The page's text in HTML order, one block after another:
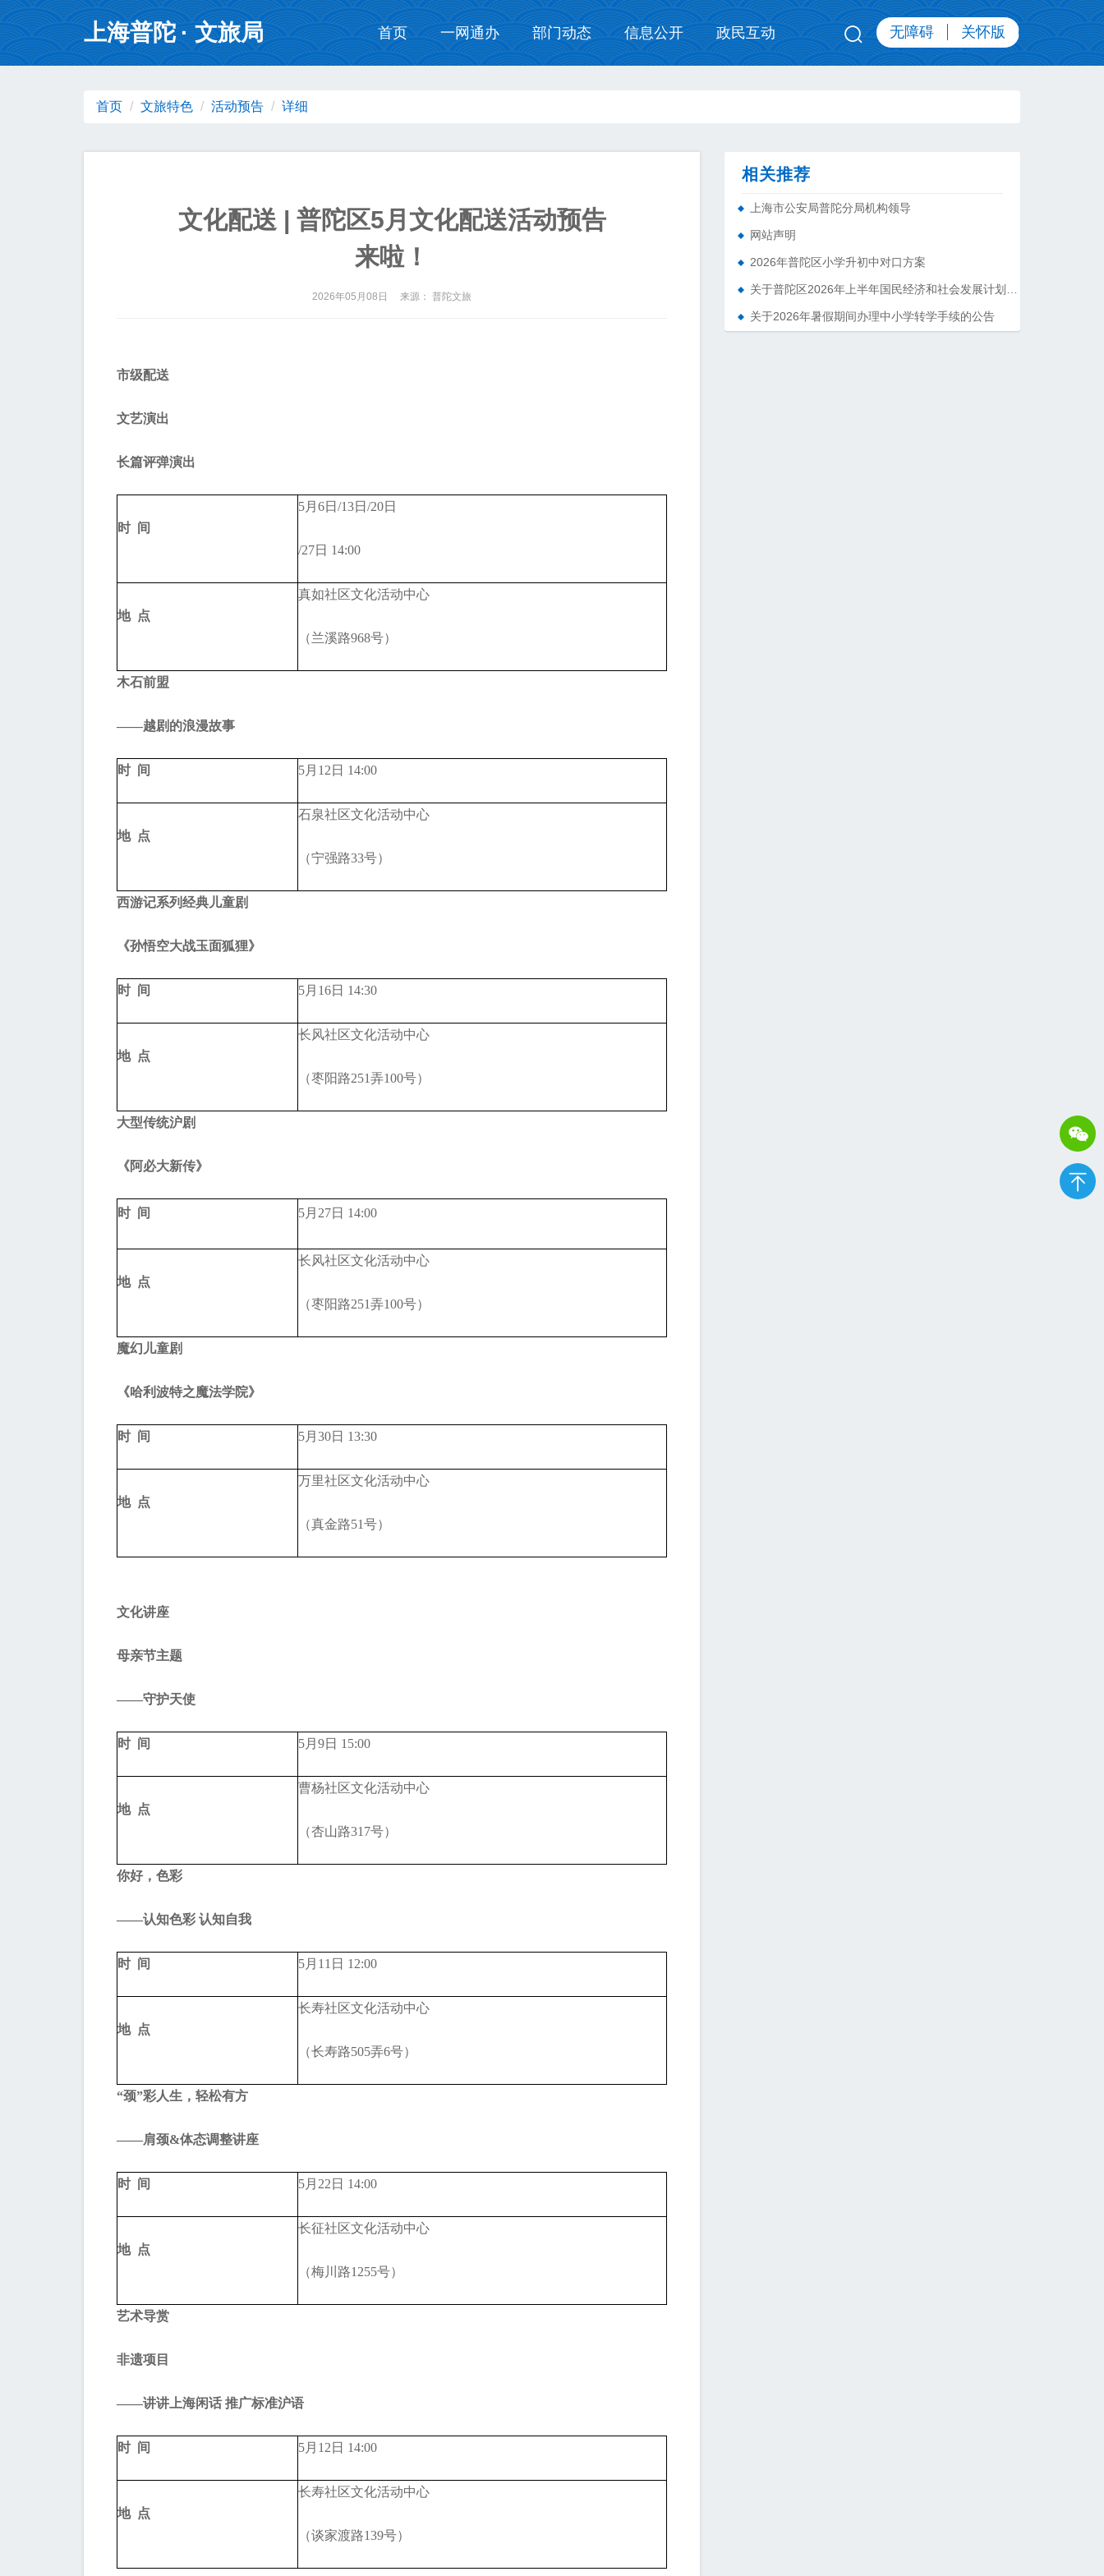
无障碍操作说明 跳转到网站导航区 跳转到主要内容区域
上海普陀· 文旅局 首页 一网通办 部门动态 信息公开 政民互动 无障碍 关怀版
首页 文旅特色 活动预告 详细
文化配送 | 普陀区5月文化配送活动预告
来啦！
2026年05月08日 来源： 普陀文旅
市级配送
文艺演出
长篇评弹演出
时 间
5月6日/13日/20日
/27日 14:00
地 点
真如社区文化活动中心
（兰溪路968号）
木石前盟
——越剧的浪漫故事
时 间 5月12日 14:00
地 点
石泉社区文化活动中心
（宁强路33号）
西游记系列经典儿童剧
《孙悟空大战玉面狐狸》
时 间 5月16日 14:30
地 点
长风社区文化活动中心
（枣阳路251弄100号）
大型传统沪剧
《阿必大新传》
时 间 5月27日 14:00
地 点
长风社区文化活动中心
（枣阳路251弄100号）
魔幻儿童剧
《哈利波特之魔法学院》
时 间 5月30日 13:30
地 点
万里社区文化活动中心
（真金路51号）
文化讲座
母亲节主题
——守护天使
时 间 5月9日 15:00
地 点
曹杨社区文化活动中心
（杏山路317号）
你好，色彩
——认知色彩 认知自我
时 间 5月11日 12:00
地 点
长寿社区文化活动中心
（长寿路505弄6号）
“颈”彩人生，轻松有方
——肩颈&体态调整讲座
时 间 5月22日 14:00
地 点
长征社区文化活动中心
（梅川路1255号）
艺术导赏
非遗项目
——讲讲上海闲话 推广标准沪语
时 间 5月12日 14:00
地 点
长寿社区文化活动中心
（谈家渡路139号）
相关推荐
上海市公安局普陀分局机构领导
网站声明
2026年普陀区小学升初中对口方案
关于2026年暑假期间办理中小学转学手续的公告